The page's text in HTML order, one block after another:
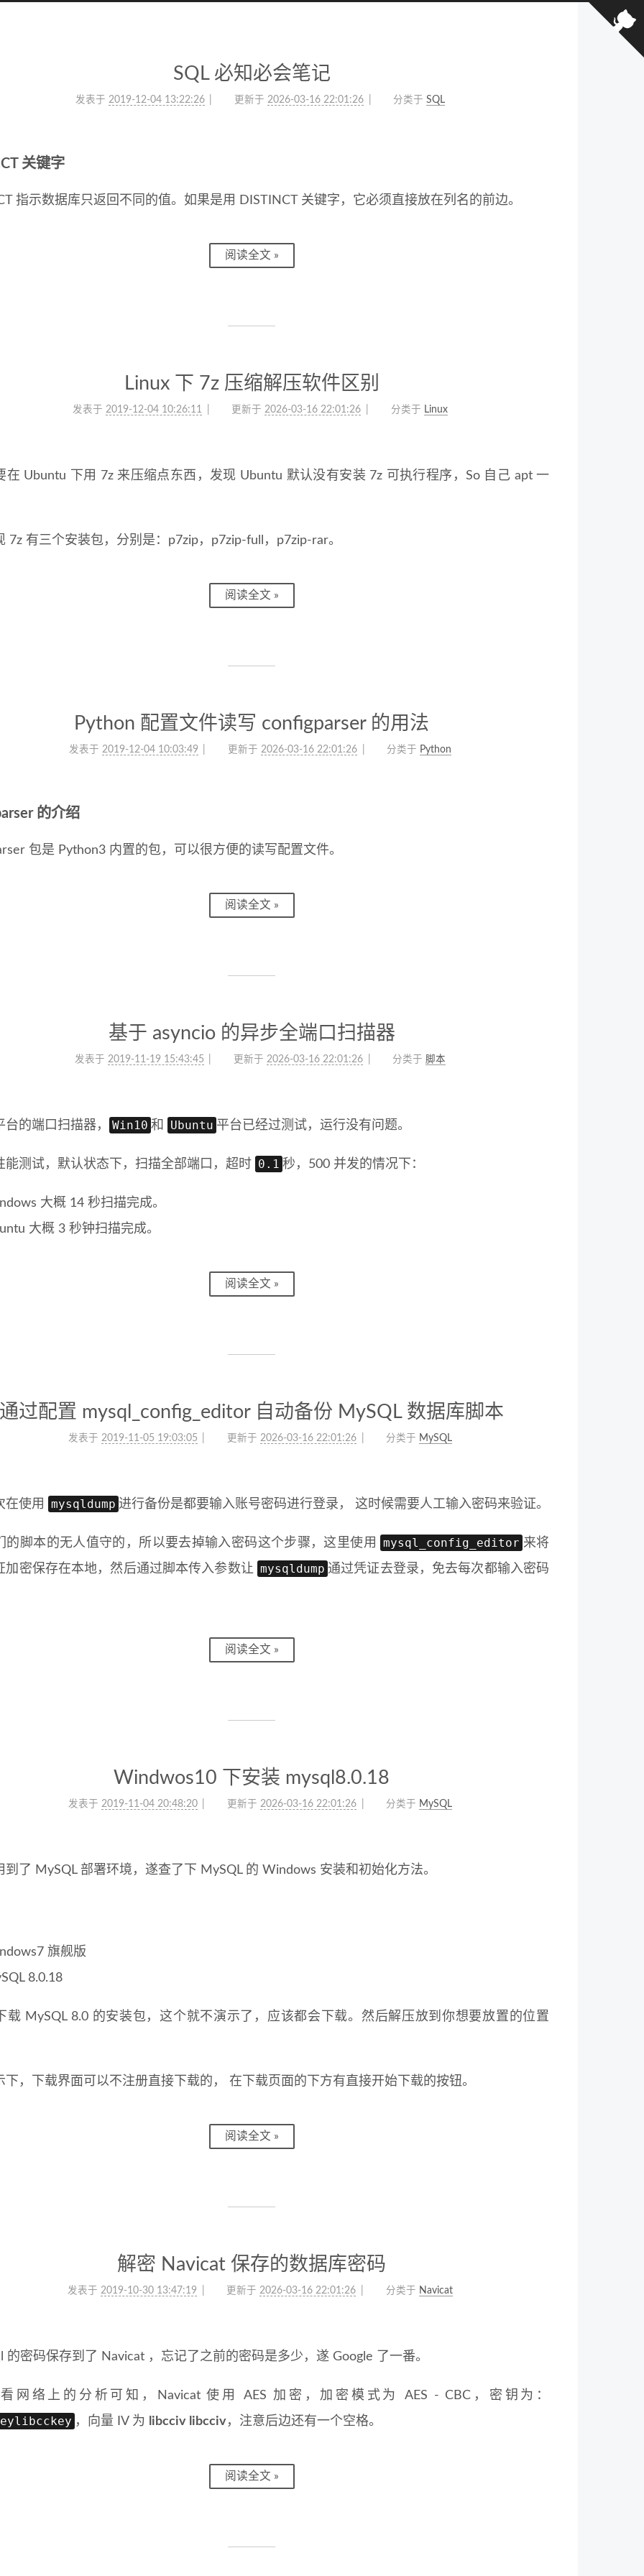
SQL 必知必会笔记
发表于 2019-12-04 13:22:26 更新于 2026-03-16 22:01:26 分类于 SQL
关键字
指示数据库只返回不同的值。如果是用 DISTINCT 关键字，它必须直接放在列名的前边。
阅读全文 »
Linux 下 7z 压缩解压软件区别
发表于 2019-12-04 10:26:11 更新于 2026-03-16 22:01:26 分类于 Linux
在 Ubuntu 下用 7z 来压缩点东西，发现 Ubuntu 默认没有安装 7z 可执行程序，So 自己 apt 一
7z 有三个安装包，分别是：p7zip，p7zip-full，p7zip-rar。
阅读全文 »
Python 配置文件读写 configparser 的用法
发表于 2019-12-04 10:03:49 更新于 2026-03-16 22:01:26 分类于 Python
的介绍
包是 Python3 内置的包，可以很方便的读写配置文件。
阅读全文 »
基于 asyncio 的异步全端口扫描器
发表于 2019-11-19 15:43:45 更新于 2026-03-16 22:01:26 分类于 脚本
台的端口扫描器， Win10 和 Ubuntu 平台已经过测试，运行没有问题。
能测试，默认状态下，扫描全部端口，超时 0.1 秒，500 并发的情况下：
大概 14 秒扫描完成。
大概 3 秒钟扫描完成。
阅读全文 »
通过配置 mysql_config_editor 自动备份 MySQL 数据库脚本
发表于 2019-11-05 19:03:05 更新于 2026-03-16 22:01:26 分类于 MySQL
在使用 mysqldump 进行备份是都要输入账号密码进行登录， 这时候需要人工输入密码来验证。
的脚本的无人值守的，所以要去掉输入密码这个步骤，这里使用 mysql_config_editor 来将
加密保存在本地，然后通过脚本传入参数让 mysqldump 通过凭证去登录，免去每次都输入密码
阅读全文 »
Windwos10 下安装 mysql8.0.18
发表于 2019-11-04 20:48:20 更新于 2026-03-16 22:01:26 分类于 MySQL
到了 MySQL 部署环境，遂查了下 MySQL 的 Windows 安装和初始化方法。
旗舰版
8.0.18
载 MySQL 8.0 的安装包，这个就不演示了，应该都会下载。然后解压放到你想要放置的位置
下，下载界面可以不注册直接下载的， 在下载页面的下方有直接开始下载的按钮。
阅读全文 »
解密 Navicat 保存的数据库密码
发表于 2019-10-30 13:47:19 更新于 2026-03-16 22:01:26 分类于 Navicat
的密码保存到了 Navicat ，忘记了之前的密码是多少，遂 Google 了一番。
网络上的分析可知，Navicat 使用 AES 加密，加密模式为 AES - CBC，密钥为：
，向量 IV 为 libcciv libcciv，注意后边还有一个空格。
阅读全文 »